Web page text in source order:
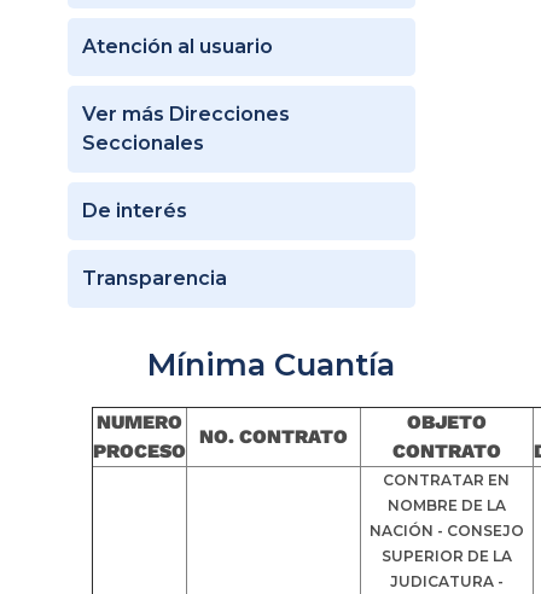
Atención al usuario
Ver más Direcciones
Seccionales
De interés
Transparencia
Mínima Cuantía
NUMERO
PROCESO
NO. CONTRATO
OBJETO
CONTRATO
CONTRATAR EN
NOMBRE DE LA
NACIÓN - CONSEJO
SUPERIOR DE LA
JUDICATURA -